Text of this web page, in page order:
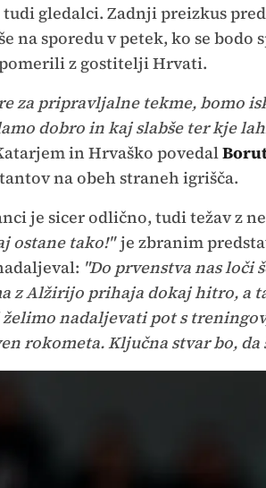
gledalci. Zadnji preizkus
na sporedu v petek, ko se
z gostitelji Hrvati.
za pripravljalne tekme, bomo
dobro in kaj slabše ter kje
in Hrvaško povedal
na obeh straneh igrišča.
je sicer odlično, tudi težav z
ostane tako!"je zbranim
"Do prvenstva nas loči
z Alžirijo prihaja dokaj hitro, a
želimo nadaljevati pot s
rokometa. Ključna stvar bo, da